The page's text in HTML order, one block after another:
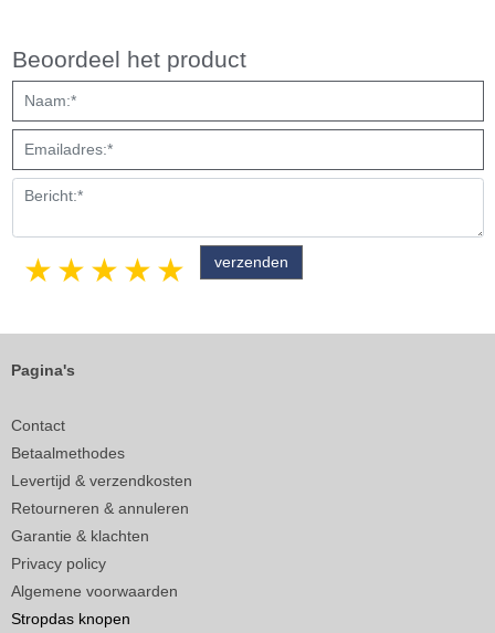
Beoordeel het product
5 stars
4 stars
3 stars
2 stars
1 star
Pagina's
Contact
Betaalmethodes
Levertijd & verzendkosten
Retourneren & annuleren
Garantie & klachten
Privacy policy
Algemene voorwaarden
Stropdas knopen